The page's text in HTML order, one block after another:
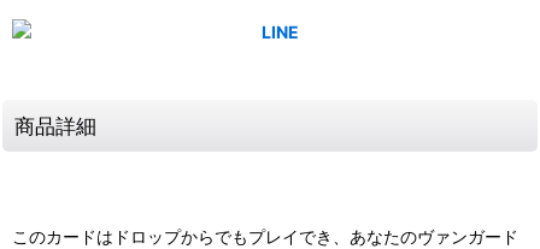
商品詳細
このカードはドロップからでもプレイでき、あなたのヴァンガード